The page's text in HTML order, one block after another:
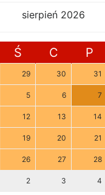
sierpień 2026
Ś C P
29 30 31
5 6 7
12 13 14
19 20 21
26 27 28
2 3 4